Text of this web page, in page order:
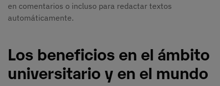
en comentarios o incluso para redactar textos
automáticamente.
Los beneficios en el ámbito
universitario y en el mundo